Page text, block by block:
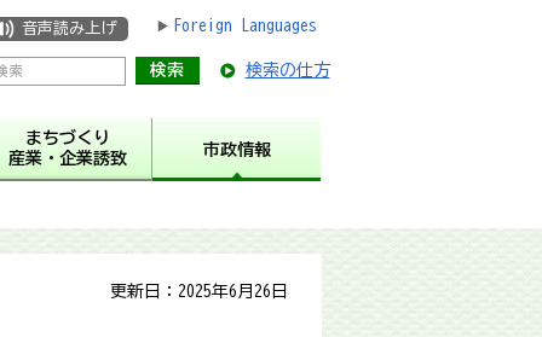
音声読み上げ Foreign Languages
検索の仕方
まちづくり
産業・企業誘致
市政情報
更新日：2025年6月26日